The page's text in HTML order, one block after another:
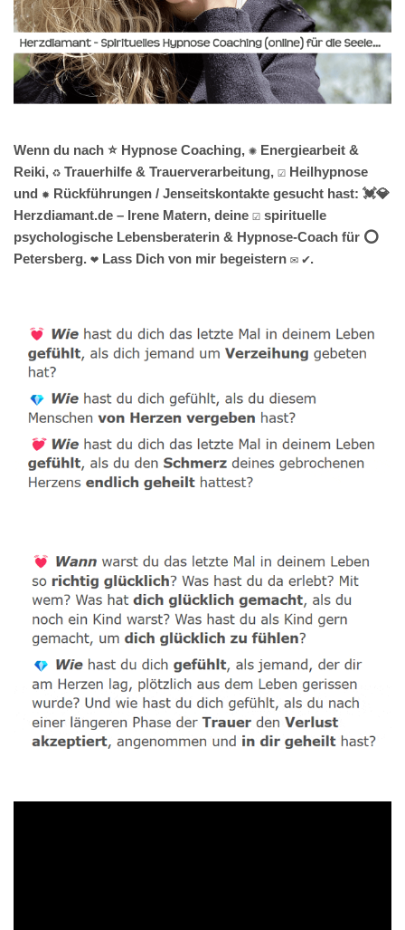
Wenn du nach ⭐ Hypnose Coaching, ✺ Energiearbeit &
Reiki, ♻ Trauerhilfe & Trauerverarbeitung, ☑️ Heilhypnose
und ✹ Rückführungen / Jenseitskontakte gesucht hast: 💓️💎
Herzdiamant.de – Irene Matern, deine ☑️ spirituelle
psychologische Lebensberaterin & Hypnose-Coach für ⭕
Petersberg. ❤ Lass Dich von mir begeistern ✉ ✔.